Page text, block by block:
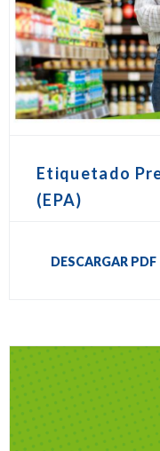
Etiquetado
(EPA)
DESCARGAR PDF